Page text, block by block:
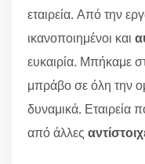
εταιρεία. Από την
ικανοποιημένοι και
ευκαιρία. Μπήκαμε
μπράβο σε όλη την
δυναμικά. Εταιρεία
από άλλες